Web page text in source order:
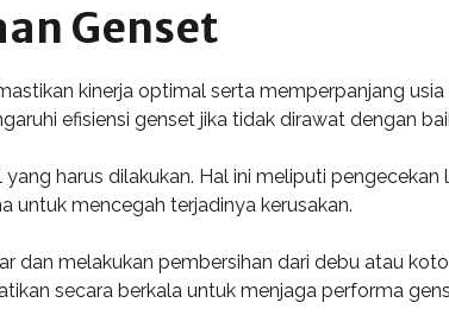
Genset
kinerja optimal serta memperpanjang
efisiensi genset jika tidak dirawat dengan
harus dilakukan. Hal ini meliputi pengecekan
untuk mencegah terjadinya kerusakan.
dan melakukan pembersihan dari debu atau
secara berkala untuk menjaga performa